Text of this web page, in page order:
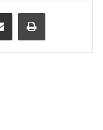
Share via Email Print